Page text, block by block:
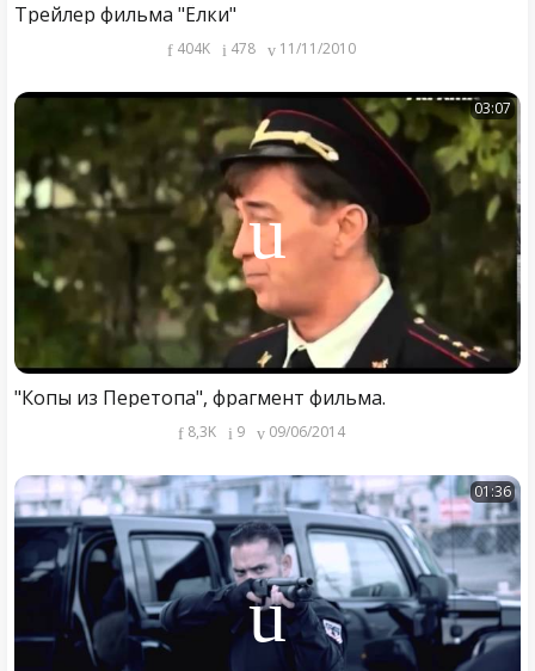
Трейлер фильма "Ёлки"
404K 478 11/11/2010
03:07
"Копы из Перетопа", фрагмент фильма.
8,3K 9 09/06/2014
01:36